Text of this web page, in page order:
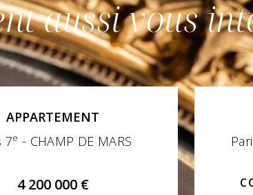
aussi vous
APPARTEMENT
7e - CHAMP DE MARS
4 200 000 €